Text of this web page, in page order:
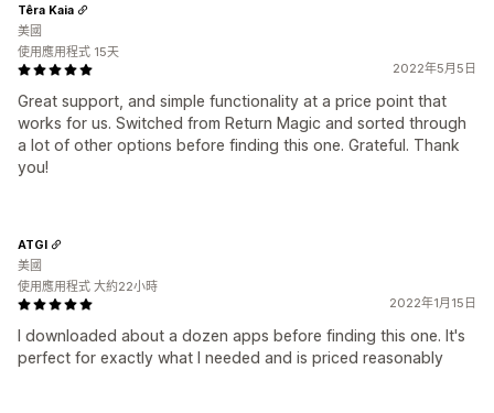
2022年5月5日
Great support, and simple functionality at a price point that
works for us. Switched from Return Magic and sorted through
a lot of other options before finding this one. Grateful. Thank
you!
Têra Kaia
美國
使用應用程式 15天
2022年1月15日
I downloaded about a dozen apps before finding this one. It's
perfect for exactly what I needed and is priced reasonably
ATGI
美國
使用應用程式 大約22小時